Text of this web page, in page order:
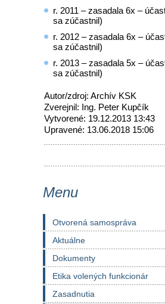
r. 2011 – zasadala 6x –
sa zúčastnil)
r. 2012 – zasadala 6x –
sa zúčastnil)
r. 2013 – zasadala 5x –
sa zúčastnil)
Autor/zdroj: Archív KSK
Zverejnil: Ing. Peter Kupčík
Vytvorené: 19.12.2013 13:43
Upravené: 13.06.2018 15:06
Menu
Otvorená samospráva
Aktuálne
Dokumenty
Etika volených funkcionár
Zasadnutia